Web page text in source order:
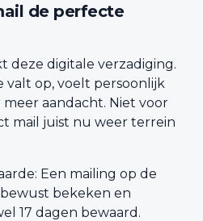
de perfecte
deze digitale verzadiging.
valt op, voelt persoonlijk
aandacht. Niet voor
mail juist nu weer terrein
Een mailing op de
bekeken en
17 dagen bewaard.